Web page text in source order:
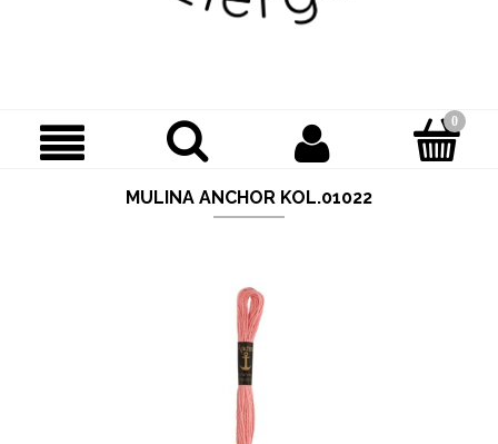
MULINA ANCHOR KOL.01022